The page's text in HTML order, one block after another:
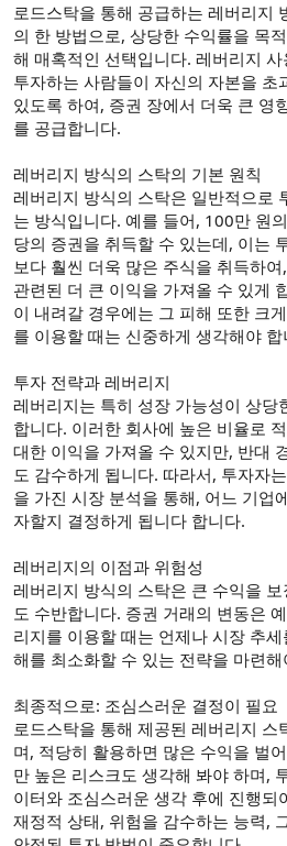
로드스탁을 통해 공급하는 레버리지
의 한 방법으로, 상당한 수익률을 목
해 매혹적인 선택입니다. 레버리지
투자하는 사람들이 자신의 자본을 초
있도록 하여, 증권 장에서 더욱 큰 영
를 공급합니다.
레버리지 방식의 스탁의 기본 원칙
레버리지 방식의 스탁은 일반적으로
는 방식입니다. 예를 들어, 100만 원
당의 증권을 취득할 수 있는데, 이는
보다 훨씬 더욱 많은 주식을 취득하
관련된 더 큰 이익을 가져올 수 있게
이 내려갈 경우에는 그 피해 또한 크
를 이용할 때는 신중하게 생각해야 합
투자 전략과 레버리지
레버리지는 특히 성장 가능성이 상당
합니다. 이러한 회사에 높은 비율로
대한 이익을 가져올 수 있지만, 반대
도 감수하게 됩니다. 따라서, 투자자
을 가진 시장 분석을 통해, 어느 기업
자할지 결정하게 됩니다 합니다.
레버리지의 이점과 위험성
레버리지 방식의 스탁은 큰 수익을
도 수반합니다. 증권 거래의 변동은
리지를 이용할 때는 언제나 시장 추
해를 최소화할 수 있는 전략을 마련해
최종적으로: 조심스러운 결정이 필요
로드스탁을 통해 제공된 레버리지 스
며, 적당히 활용하면 많은 수익을 벌
만 높은 리스크도 생각해 봐야 하며,
이터와 조심스러운 생각 후에 진행되
재정적 상태, 위험을 감수하는 능력,